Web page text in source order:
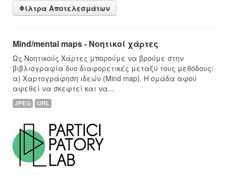
Φίλτρα Αποτελεσμάτων
Mind/mental maps - Νοητικοί χάρτες
Ως Νοητικούς Χάρτες μπορούμε να βρούμε στην
βιβλιογραφία δυο διαφορετικές μεταξύ τους μεθόδους:
α) Χαρτογράφηση ιδεών (Mind map). Η ομάδα αφού
αφεθεί να σκεφτεί και να...
JPEG URL